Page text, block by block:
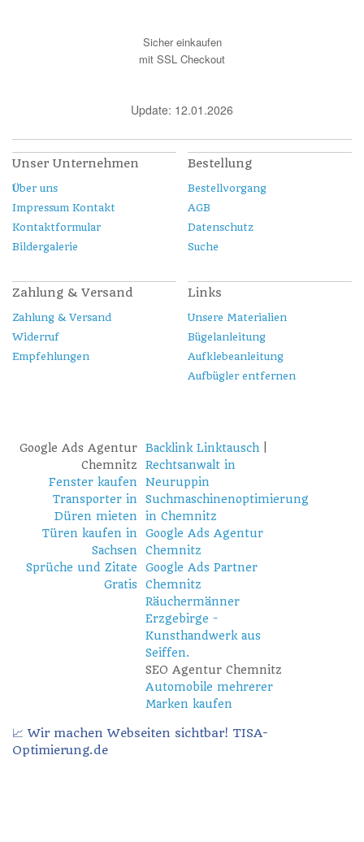
Sicher einkaufen
mit SSL Checkout
Update: 12.01.2026
Unser Unternehmen
Über uns
Impressum Kontakt
Kontaktformular
Bildergalerie
Bestellung
Bestellvorgang
AGB
Datenschutz
Suche
Zahlung & Versand
Zahlung & Versand
Widerruf
Empfehlungen
Links
Unsere Materialien
Bügelanleitung
Aufklebeanleitung
Aufbügler entfernen
Google Ads Agentur
Chemnitz
Fenster kaufen
Transporter in
Düren mieten
Türen kaufen in
Sachsen
Sprüche und Zitate
Gratis
Backlink Linktausch|
Rechtsanwalt in
Neuruppin
Suchmaschinenoptimierung
in Chemnitz
Google Ads Agentur
Chemnitz
Google Ads Partner
Chemnitz
Räuchermänner
Erzgebirge -
Kunsthandwerk aus
Seiffen.
SEO Agentur Chemnitz
Automobile mehrerer
Marken kaufen
📈 Wir machen Webseiten sichtbar! TISA-
Optimierung.de